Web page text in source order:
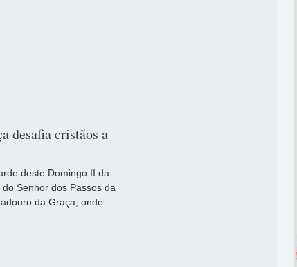
desafia cristãos a
deste Domingo II da
Senhor dos Passos da
da Graça, onde